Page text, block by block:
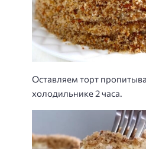
Оставляем торт
холодильнике 2 часа.